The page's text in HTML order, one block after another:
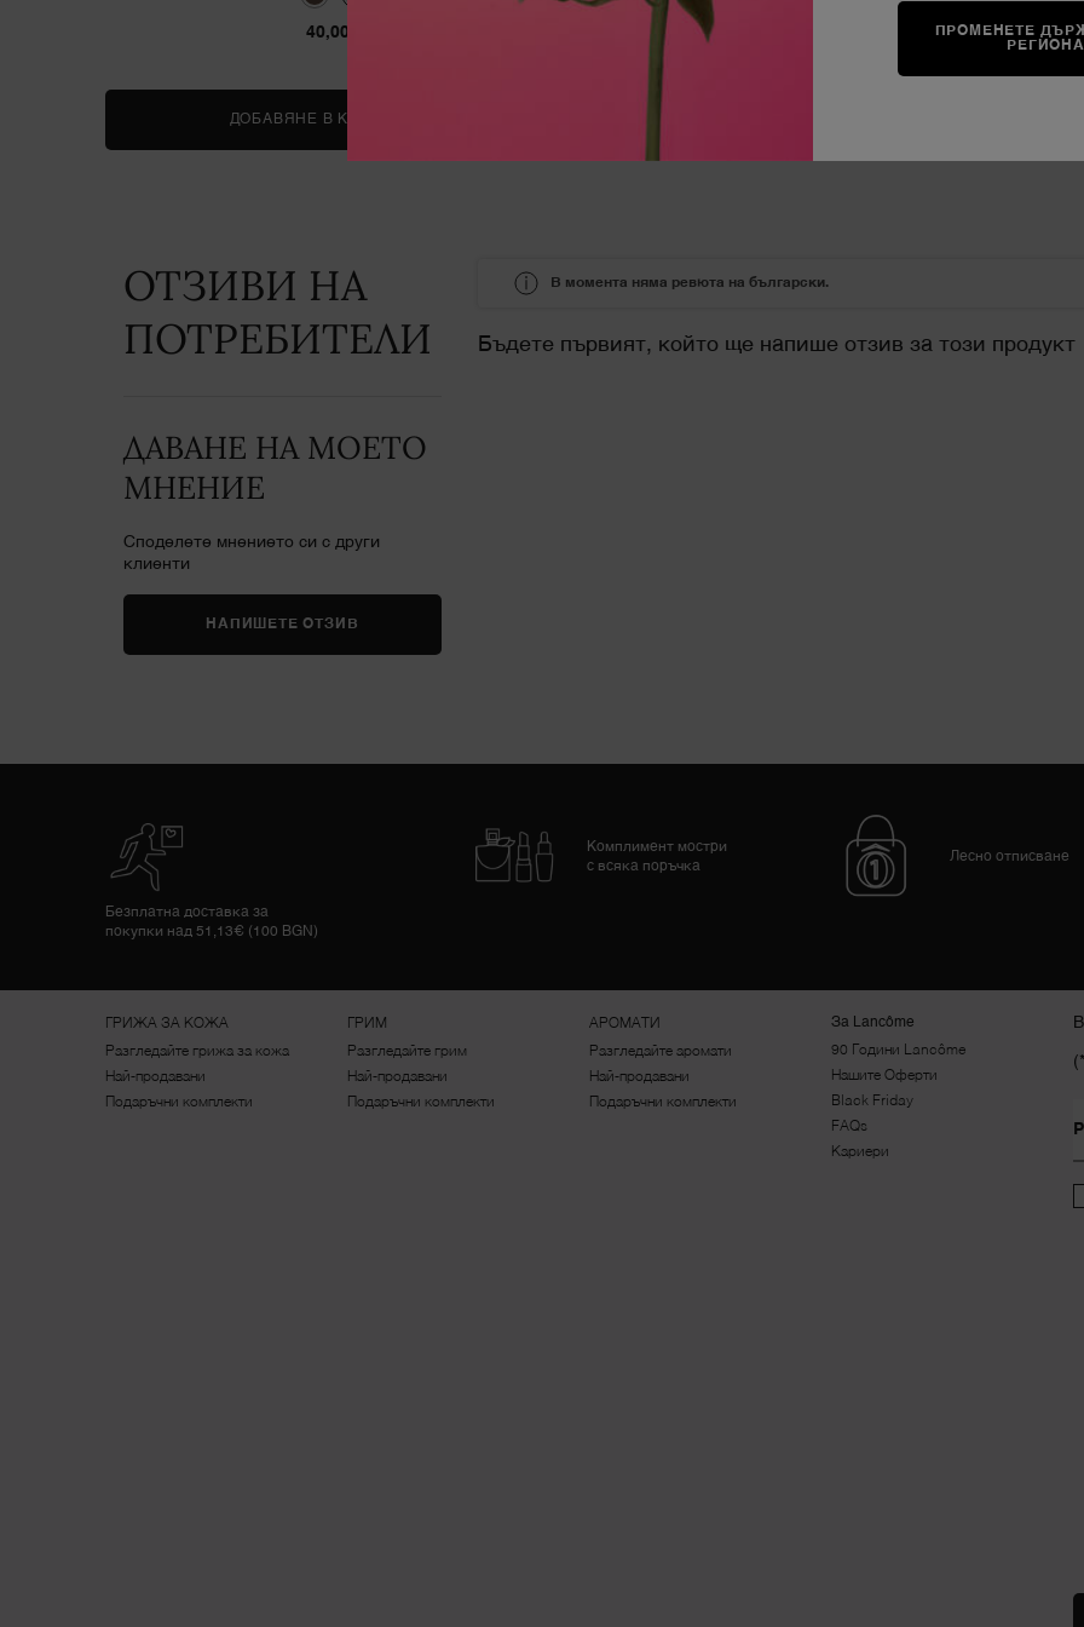
40,00 €
ДОБАВЯНЕ В КОШНИЦАТА
ОТЗИВИ НА
ПОТРЕБИТЕЛИ
ДАВАНЕ НА МОЕТО
МНЕНИЕ
Споделете мнението си с други
клиенти
НАПИШЕТЕ ОТЗИВ
В момента няма ревюта на български.
Бъдете първият, който ще напише отзив за този продукт
Безплатна доставка за
покупки над 51,13€ (100 BGN)
Комплимент мостри
с всяка поръчка
Лесно отписване
ГРИЖА ЗА КОЖА
Разгледайте грижа за кожа
Най-продавани
Подаръчни комплекти
ГРИМ
Разгледайте грим
Най-продавани
Подаръчни комплекти
АРОМАТИ
Разгледайте аромати
Най-продавани
Подаръчни комплекти
За Lancôme
90 Години Lancôme
Нашите Оферти
Black Friday
FAQs
Кариери
ПРОМЕНЕТЕ
РЕГИОНА